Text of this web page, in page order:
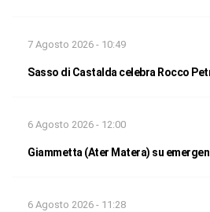
7 Agosto 2026 - 10:49
Sasso di Castalda celebra Rocco
6 Agosto 2026 - 12:00
Giammetta (Ater Matera) su
6 Agosto 2026 - 11:28